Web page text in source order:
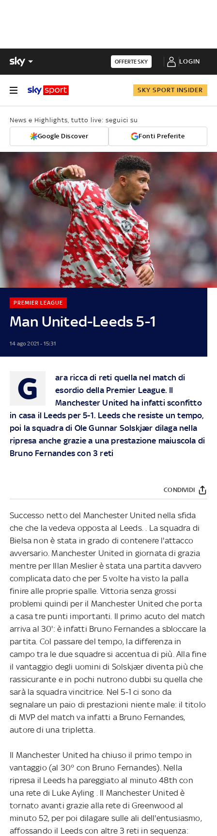
OFFERTE SKY LOGIN
SKY SPORT INSIDER
News e Highlights, tutto live: seguici su
Google Discover Fonti Preferite
Man United-Leeds 5-1
PREMIER LEAGUE
14 ago 2021 - 15:31
G
ara ricca di reti quella nel match di
esordio della Premier League. Il
Manchester United ha infatti sconfitto
in casa il Leeds per 5-1. Leeds che resiste un tempo,
poi la squadra di Ole Gunnar Solskjær dilaga nella
ripresa anche grazie a una prestazione maiuscola di
Bruno Fernandes con 3 reti
CONDIVIDI
Successo netto del Manchester United nella sfida
che che la vedeva opposta al Leeds. . La squadra di
Bielsa non è stata in grado di contenere l'attacco
avversario. Manchester United in giornata di grazia
mentre per Illan Meslier è stata una partita davvero
complicata dato che per 5 volte ha visto la palla
finire alle proprie spalle. Vittoria senza grossi
problemi quindi per il Manchester United che porta
a casa tre punti importanti. Il primo acuto del match
arriva al 30': è infatti Bruno Fernandes a sbloccare la
partita. Col passare del tempo, la differenza in
campo tra le due squadre si accentua di più. Alla fine
il vantaggio degli uomini di Solskjær diventa più che
rassicurante e in pochi nutrono dubbi su quella che
sarà la squadra vincitrice. Nel 5-1 ci sono da
segnalare un paio di prestazioni niente male: il titolo
di MVP del match va infatti a Bruno Fernandes,
autore di una tripletta.
Il Manchester United ha chiuso il primo tempo in
vantaggio (al 30° con Bruno Fernandes). Nella
ripresa il Leeds ha pareggiato al minuto 48th con
una rete di Luke Ayling . Il Manchester United è
tornato avanti grazie alla rete di Greenwood al
minuto 52, per poi dilagare sulle ali dell'entusiasmo,
affossando il Leeds con altre 3 reti in sequenza: